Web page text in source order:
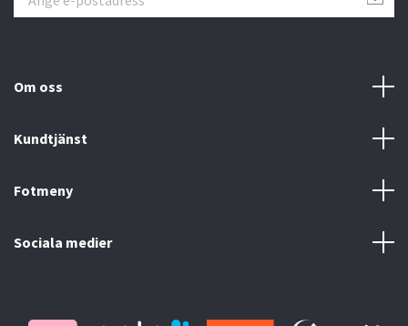
Om oss
Kundtjänst
Fotmeny
Sociala medier